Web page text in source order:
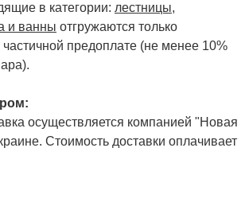
в категории: лестницы,
и ванны отгружаются только
предоплате (не менее 10%
осуществляется компанией "Новая
Стоимость доставки оплачивает